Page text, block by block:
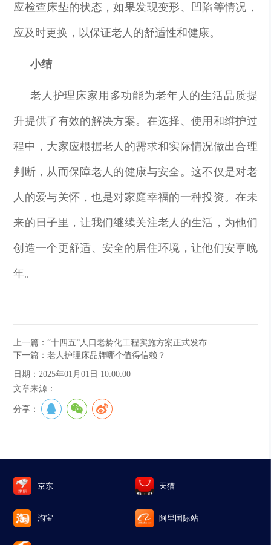
应检查床垫的状态，如果发现变形、凹陷等情况，
应及时更换，以保证老人的舒适性和健康。
小结
老人护理床家用多功能为老年人的生活品质提
升提供了有效的解决方案。在选择、使用和维护过
程中，大家应根据老人的需求和实际情况做出合理
判断，从而保障老人的健康与安全。这不仅是对老
人的爱与关怀，也是对家庭幸福的一种投资。在未
来的日子里，让我们继续关注老人的生活，为他们
创造一个更舒适、安全的居住环境，让他们安享晚
年。
上一篇：“十四五”人口老龄化工程实施方案正式发布
下一篇：老人护理床品牌哪个值得信赖？
日期：2025年01月01日 10:00:00
文章来源：
分享：
京东 天猫
淘宝 阿里国际站